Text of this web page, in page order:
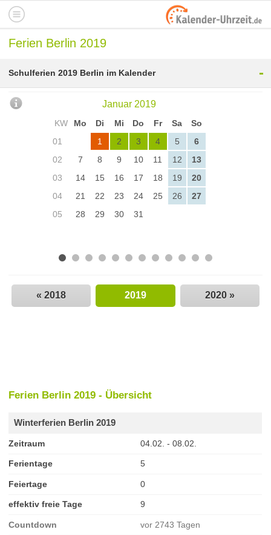
Ferien Berlin 2019
Schulferien 2019 Berlin im Kalender -
Januar 2019
KW Mo Di Mi Do Fr Sa
So
01
1 2 3 4 5
6
02
7 8 9 10 11 12
13
03
14 15 16 17 18 19
20
04
21 22 23 24 25 26
27
05
28 29 30 31
« 2018 2019 2020 »
Ferien Berlin 2019 - Übersicht
Winterferien Berlin 2019
Zeitraum 04.02. - 08.02.
Ferientage 5
Feiertage 0
effektiv freie Tage 9
Countdown vor 2743 Tagen